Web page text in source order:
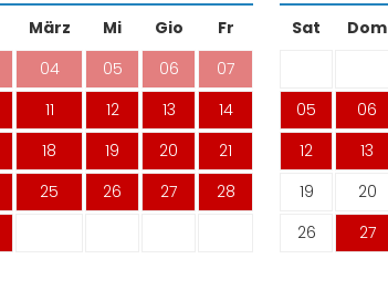
März Mi Gio
Fr
04 05 06
07
11 12 13
14
18 19 20
21
25 26 27
28
Sat Dom
05
06
12
13
19
20
26
27